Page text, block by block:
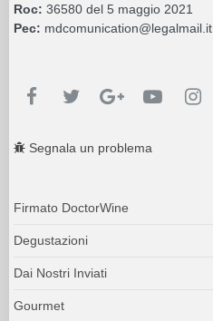
Roc: 36580 del 5 maggio 2021
Pec: mdcomunication@legalmail.it
Segnala un problema
Firmato DoctorWine
Degustazioni
Dai Nostri Inviati
Gourmet